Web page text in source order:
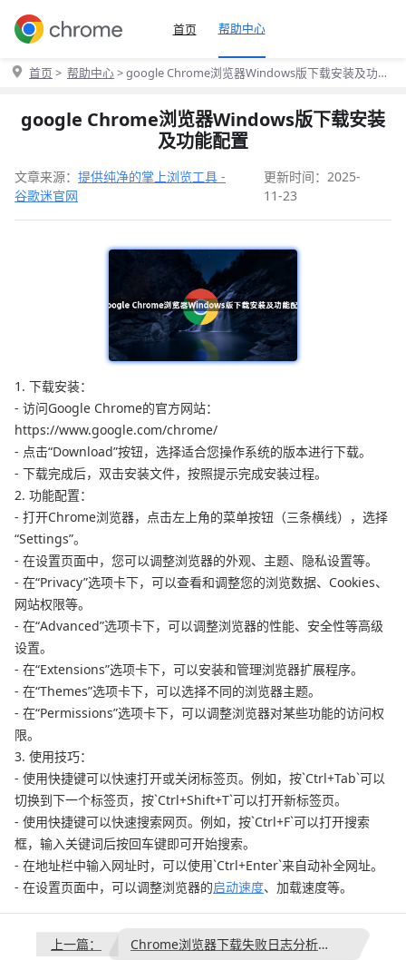
首页 帮助中心
首页 > 帮助中心> google Chrome浏览器Windows版下载安装及功能
google Chrome浏览器Windows版下载安装
及功能配置
文章来源： 提供纯净的掌上浏览工具 -
谷歌迷官网
更新时间：2025-
11-23
1. 下载安装：
- 访问Google Chrome的官方网站：
https://www.google.com/chrome/
- 点击“Download”按钮，选择适合您操作系统的版本进行下载。
- 下载完成后，双击安装文件，按照提示完成安装过程。
2. 功能配置：
- 打开Chrome浏览器，点击左上角的菜单按钮（三条横线），选择
“Settings”。
- 在设置页面中，您可以调整浏览器的外观、主题、隐私设置等。
- 在“Privacy”选项卡下，可以查看和调整您的浏览数据、Cookies、
网站权限等。
- 在“Advanced”选项卡下，可以调整浏览器的性能、安全性等高级
设置。
- 在“Extensions”选项卡下，可以安装和管理浏览器扩展程序。
- 在“Themes”选项卡下，可以选择不同的浏览器主题。
- 在“Permissions”选项卡下，可以调整浏览器对某些功能的访问权
限。
3. 使用技巧：
- 使用快捷键可以快速打开或关闭标签页。例如，按`Ctrl+Tab`可以
切换到下一个标签页，按`Ctrl+Shift+T`可以打开新标签页。
- 使用快捷键可以快速搜索网页。例如，按`Ctrl+F`可以打开搜索
框，输入关键词后按回车键即可开始搜索。
- 在地址栏中输入网址时，可以使用`Ctrl+Enter`来自动补全网址。
- 在设置页面中，可以调整浏览器的启动速度、加载速度等。
上一篇： Chrome浏览器下载失败日志分析及快速恢复方法